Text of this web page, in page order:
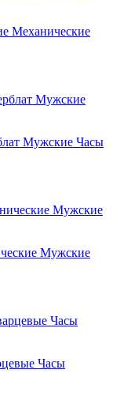
Механические
Мужские Часы
Мужские
Часы